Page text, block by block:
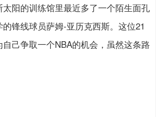
阳的训练馆里最近多了一个陌生面孔
锋线球员萨姆-亚历克西斯。这位21
己争取一个NBA的机会，虽然这条路